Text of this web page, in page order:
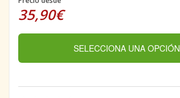
35,90€
SELECCIONA UNA OPCIÓN